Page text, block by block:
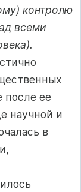
контролю
всеми
после ее
научной и
в